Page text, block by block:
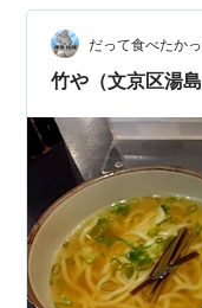
だって食べたか
竹や（文京区湯